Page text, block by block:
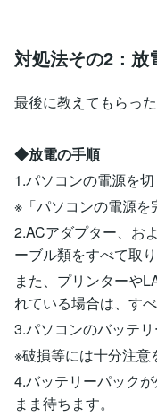
対処法その2：放
最後に教えてもらった
◆放電の手順
1.パソコンの電源を切
※「パソコンの電源
2.ACアダプター、お
ーブル類をすべて取り
また、プリンターや
れている場合は、す
3.パソコンのバッテリ
※破損等には十分注意
4.バッテリーパック
まま待ちます。